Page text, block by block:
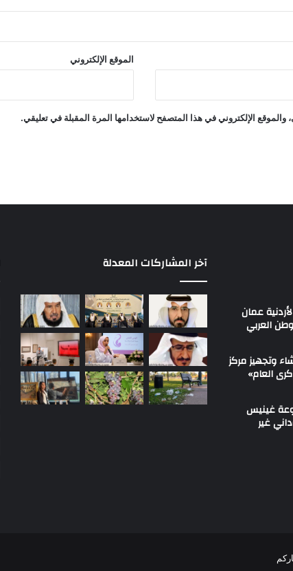
الموقع الإلكتروني
الإلكتروني في هذا المتصفح لاستخدامها المرة المقبلة في تعليقي.
عمان
العربي
وتجهيز مركز
العام»
غينيس
غير
آخر المشاركات المعدلة